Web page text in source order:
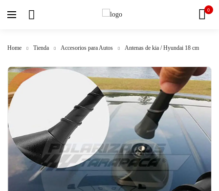
0
Home Tienda Accesorios para Autos Antenas de kia / Hyundai 18 cm